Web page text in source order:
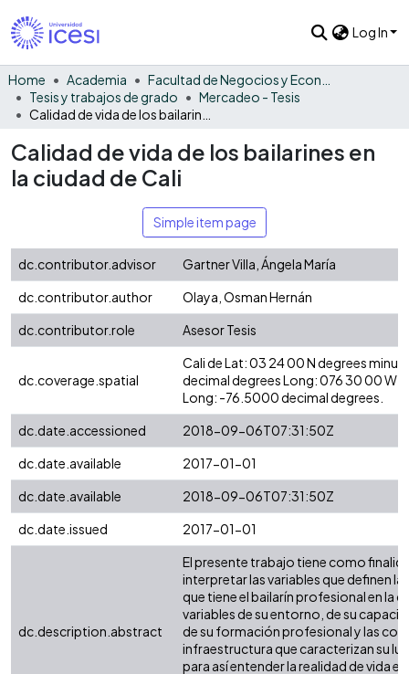
Log In
Home Academia
Tesis y trabajos de grado
Mercadeo - Tesis
Calidad de vida de los bailarines en
la ciudad de Cali
Simple item page
dc.contributor.advisor
Gartner Villa, Ángela María
dc.contributor.author
Olaya, Osman Hernán
dc.contributor.role
Asesor Tesis
dc.coverage.spatial
Cali de Lat: 03 24 00 N degrees
decimal degrees Long: 076 30 00 W
Long: -76.5000 decimal degrees.
dc.date.accessioned
2018-09-06T07:31:50Z
dc.date.available
2017-01-01
dc.date.available
2018-09-06T07:31:50Z
dc.date.issued
2017-01-01
dc.description.abstract
El presente trabajo tiene como
interpretar las variables que definen la
que tiene el bailarín profesional en la
variables de su entorno, de su
de su formación profesional y las
infraestructura que caracterizan su
para así entender la realidad de vida en